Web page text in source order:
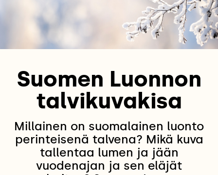
Suomen Luonnon
talvikuvakisa
Millainen on suomalainen luonto
perinteisenä talvena? Mikä kuva
tallentaa lumen ja jään
vuodenajan ja sen eläjät